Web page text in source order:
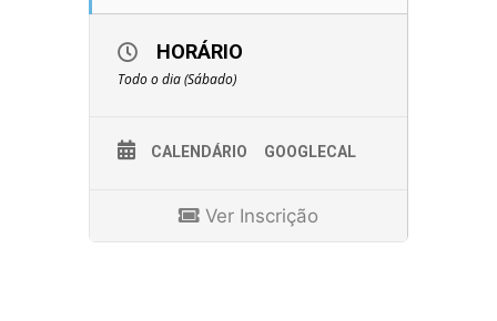
HORÁRIO
Todo o dia (Sábado)
CALENDÁRIO GOOGLECAL
Ver Inscrição